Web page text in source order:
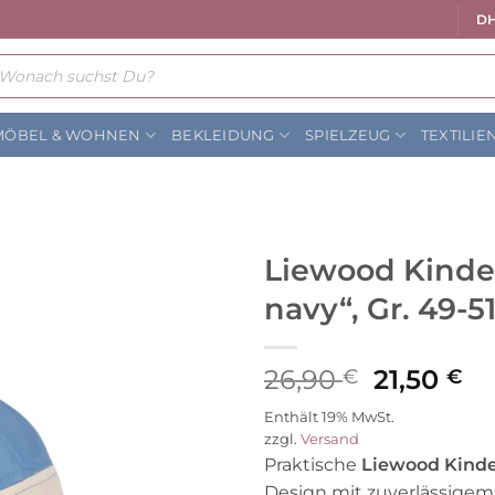
& WOHNEN BEKLEIDUNG SPIELZEUG TEXTILIEN
Liewood
navy“, Gr. 49-51
26,90€
Preis
war:
26,90 €
21,50€
Enthält 19% MwSt.
zzgl. Versand
Praktische Liewood